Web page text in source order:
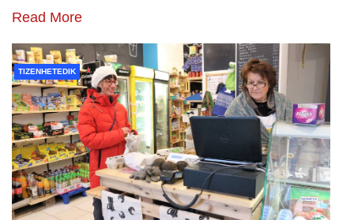
Read More
TIZENHETEDIK